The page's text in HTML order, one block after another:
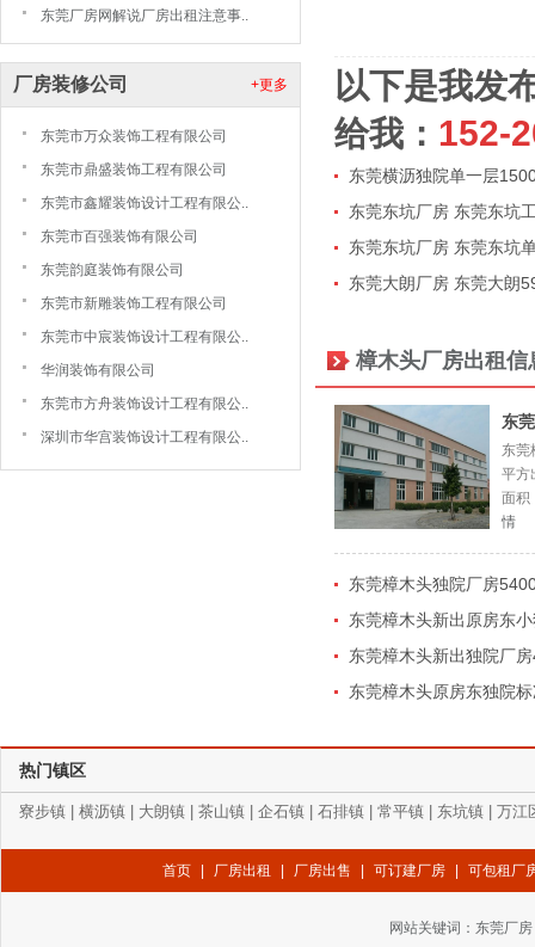
东莞厂房网解说厂房出租注意事..
+更多
厂房装修公司
东莞市万众装饰工程有限公司
东莞市鼎盛装饰工程有限公司
东莞市鑫耀装饰设计工程有限公..
东莞市百强装饰有限公司
东莞韵庭装饰有限公司
东莞市新雕装饰工程有限公司
东莞市中宸装饰设计工程有限公..
华润装饰有限公司
东莞市方舟装饰设计工程有限公..
深圳市华宫装饰设计工程有限公..
以下是我发
给我： 152-
东莞横沥独院单一层
东莞东坑厂房 东莞东坑
东莞东坑厂房 东莞东坑
东莞大朗厂房 东莞大朗
樟木头厂房出租信
东
东莞
平方
面积
情
东莞樟木头独院厂房
东莞樟木头新出原房东
东莞樟木头新出独院厂
东莞樟木头原房东独院
热门镇区
寮步镇 横沥镇 大朗镇 茶山镇 企石镇 石排镇 常平镇 东坑镇 万江
首页 厂房出租 厂房出售 可订建厂房 可包租厂
网站关键词： 东莞厂房